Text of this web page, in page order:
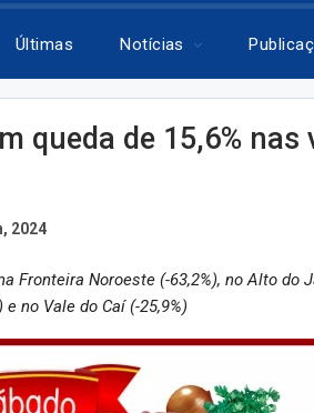
Últimas Notícias
queda de 15,6%
2024
Fronteira Noroeste (-63,2%), no Alto do
e no Vale do Caí (-25,9%)